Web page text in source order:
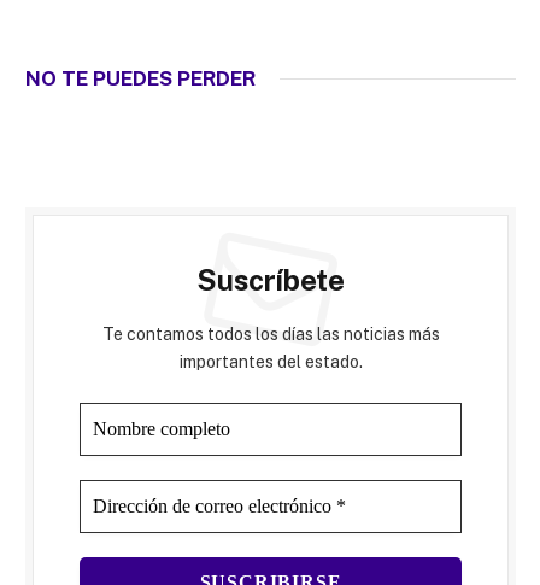
NO TE PUEDES PERDER
Suscríbete
Te contamos todos los días las noticias más
importantes del estado.